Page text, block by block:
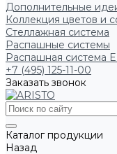
Дополнительные
Коллекция цветов и
Стеллажная система
Распашные системы
Распашная система
+7 (495) 125-11-00
Заказать звонок
Каталог продукции
Назад